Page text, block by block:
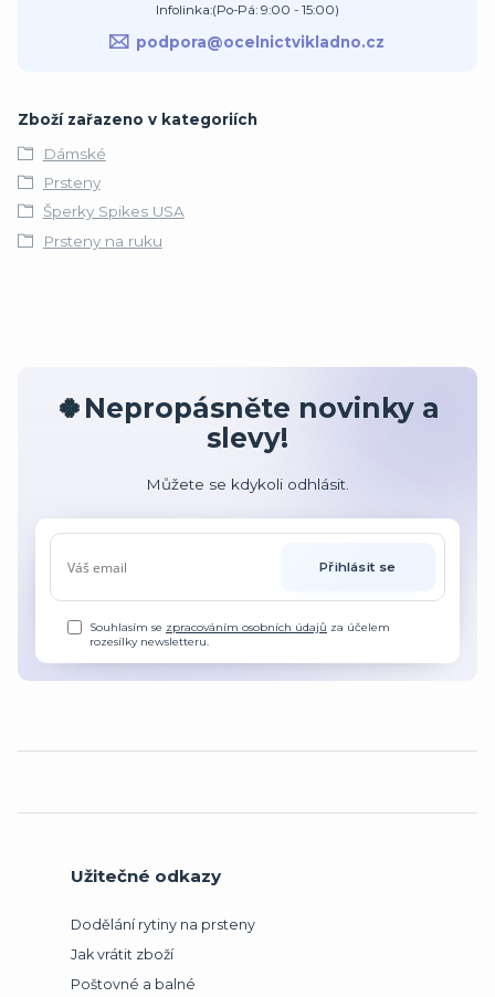
Infolinka:(Po-Pá: 9:00 - 15:00)
podpora@ocelnictvikladno.cz
Zboží zařazeno v kategoriích
Dámské
Prsteny
Šperky Spikes USA
Prsteny na ruku
🍀Nepropásněte novinky a
slevy!
Můžete se kdykoli odhlásit.
Přihlásit se
Souhlasím se zpracováním osobních údajů za účelem
rozesílky newsletteru.
Užitečné odkazy
Dodělání rytiny na prsteny
Jak vrátit zboží
Poštovné a balné